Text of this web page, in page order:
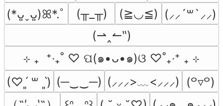
(*ᴗ͈ˬᴗ͈)ꕤ*.ﾟ
(╥_╥) (≧◡≦) (⸝⸝´꒳`⸝⸝)
(⇀‸↼‶)
⊹ ₊  ⁺‧₊˚ ♡ ପ(๑•ᴗ•๑)ଓ ♡˚₊‧⁺ ₊ ⊹
(♡ˊ͈ ꒳ ˋ͈) (─‿‿─) (⸝⸝⸝>﹏<⸝⸝⸝) (꒪▿꒪)